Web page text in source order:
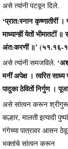
असे त्यांनी पटवून दिले.
‘प्रात:स्नान कृष्णातीरीं
माध्यान्हीं येतों भीमातटीं
अंत:करणीं ॥’ (५१.१६-
असे त्यांनी समजविले.
मनीं अपेक्ष । त्वरित
पादुका ठेवितों निर्गुण ।
असे सांत्वन करून श्रीगुरू
कल्हार, मालती इत्यादी
गंगेच्या पात्रावर आसन
भक्तांचे सांत्वन करून